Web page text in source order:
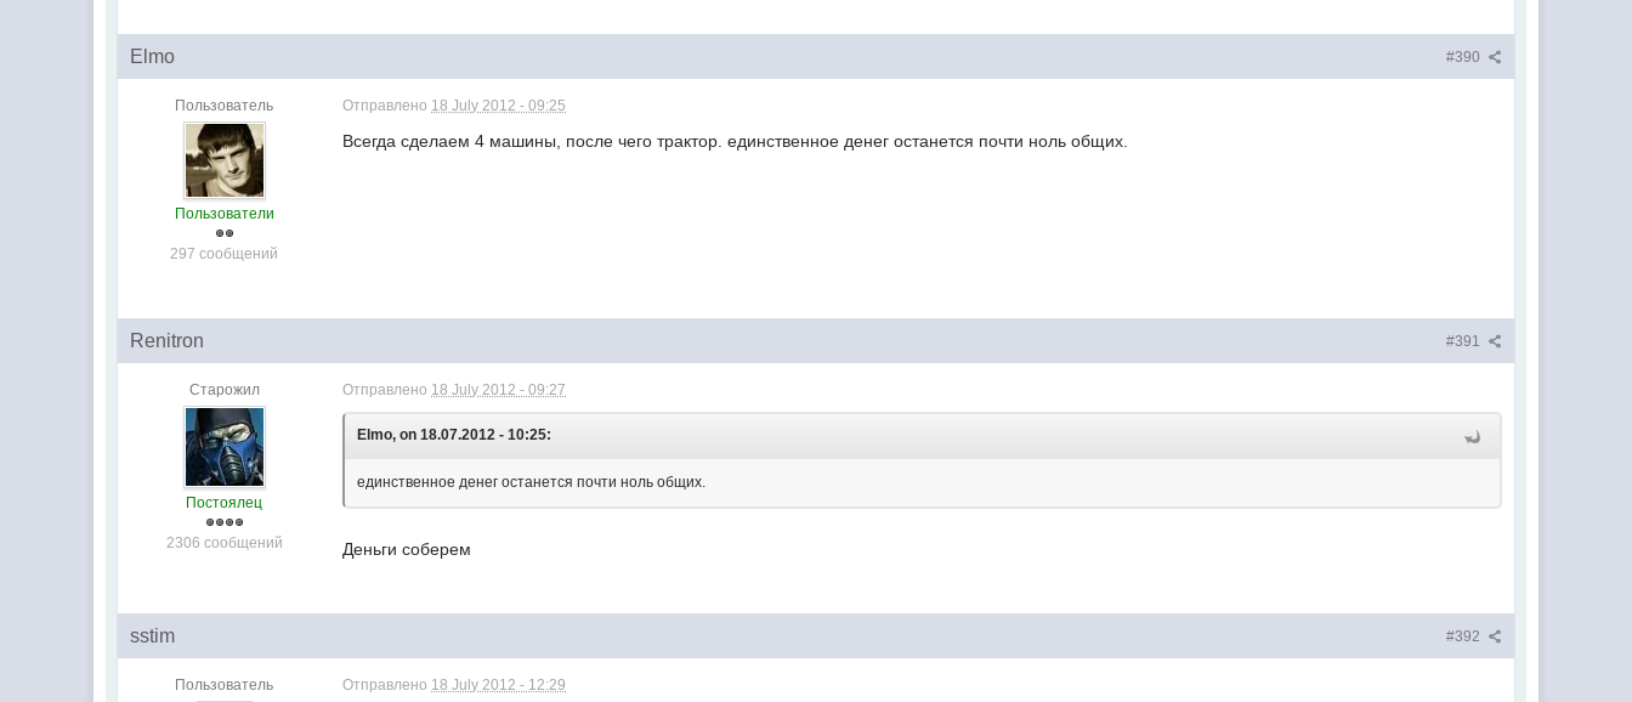
#390
Elmo
Пользователь
Пользователи
297 сообщений
Отправлено 18 July 2012 - 09:25
Всегда сделаем 4 машины, после чего трактор. единственное денег останется почти ноль общих.
#391
Renitron
Старожил
Постоялец
2306 сообщений
Отправлено 18 July 2012 - 09:27
Elmo, on 18.07.2012 - 10:25:
единственное денег останется почти ноль общих.
Деньги соберем
#392
sstim
Пользователь Отправлено 18 July 2012 - 12:29